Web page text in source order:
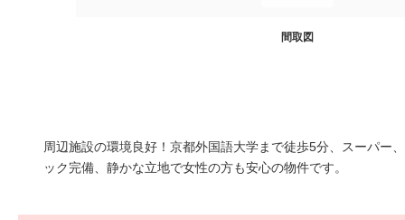
間取図
周辺施設の環境良好！京都外国語大学まで徒歩5分、スーパー
ック完備、静かな立地で女性の方も安心の物件です。